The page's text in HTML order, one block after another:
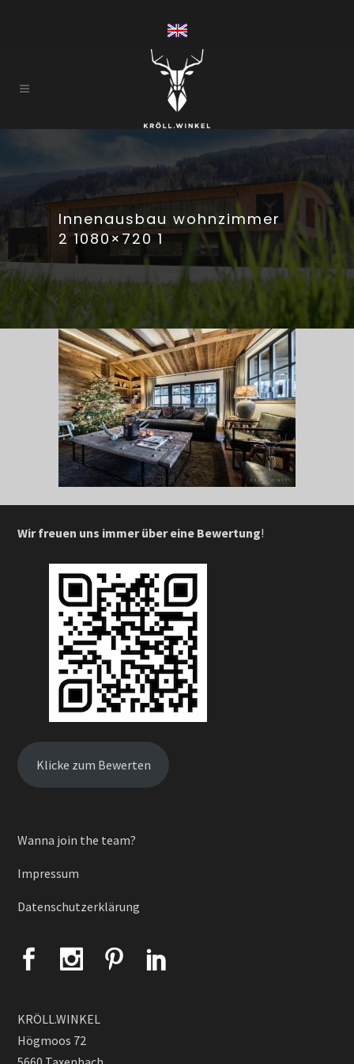
Innenausbau wohnzimmer
2 1080×720 1
Wir freuen uns immer über eine Bewertung!
Klicke zum Bewerten
Wanna join the team?
Impressum
Datenschutzerklärung
KRÖLL.WINKEL
Högmoos 72